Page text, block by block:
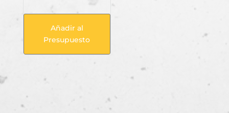
Añadir al
Presupuesto